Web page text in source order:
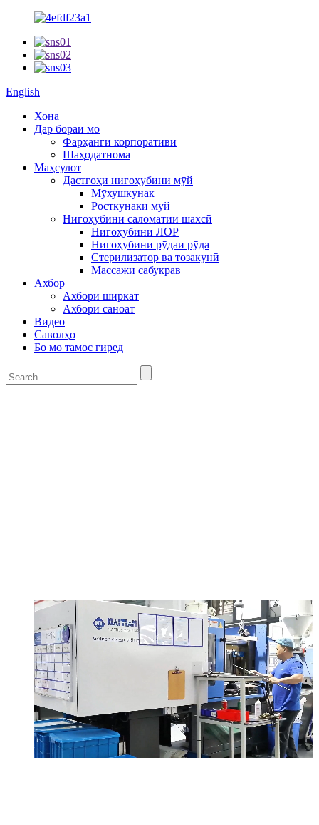
English
Хона
Дар бораи мо
Фарҳанги корпоративӣ
Шаҳодатнома
Маҳсулот
Дастгоҳи нигоҳубини мӯй
Мӯхушкунак
Росткунаки мӯй
Нигоҳубини саломатии шахсӣ
Нигоҳубини ЛОР
Нигоҳубини рӯдаи рӯда
Стерилизатор ва тозакунӣ
Массажи сабукрав
Ахбор
Ахбори ширкат
Ахбори саноат
Видео
Саволҳо
Бо мо тамос гиред